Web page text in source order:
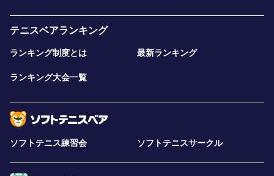
テニスベアランキング
ランキング制度とは 最新ランキング
ランキング大会一覧
ソフトテニス練習会 ソフトテニスサークル